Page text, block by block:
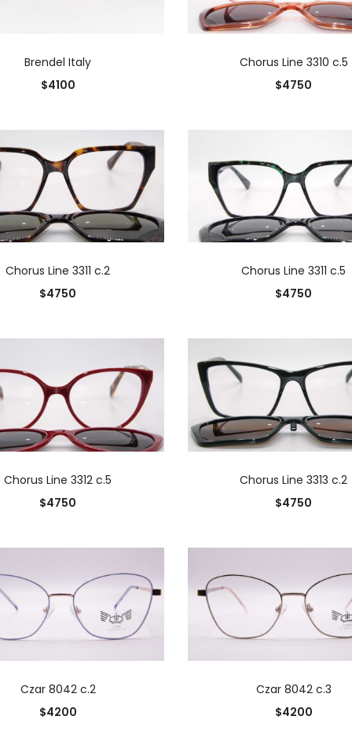
Brendel Italy
$4100
Chorus Line 3310 c.5
$4750
Chorus Line 3311 c.2
$4750
Chorus Line 3311 c.5
$4750
Chorus Line 3312 c.5
$4750
Chorus Line 3313 c.2
$4750
Czar 8042 c.2
$4200
Czar 8042 c.3
$4200